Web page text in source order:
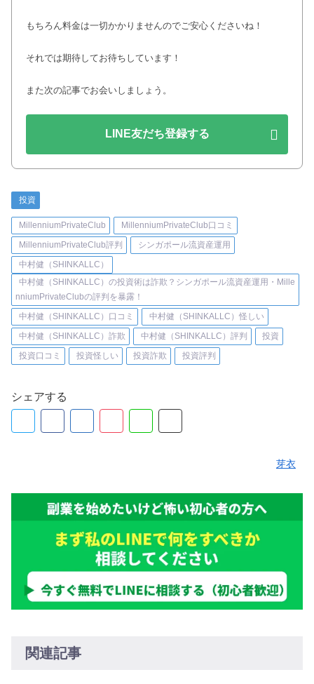
もちろん料金は一切かかりませんのでご安心くださいね！
それでは期待してお待ちしています！
また次の記事でお会いしましょう。
LINE友だち登録する
投資
MillenniumPrivateClub
MillenniumPrivateClub口コミ
MillenniumPrivateClub評判
シンガポール流資産運用
中村健（SHINKALLC）
中村健（SHINKALLC）の投資術は詐欺？シンガポール流資産運用・Mille
nniumPrivateClubの評判を暴露！
中村健（SHINKALLC）口コミ
中村健（SHINKALLC）怪しい
中村健（SHINKALLC）詐欺
中村健（SHINKALLC）評判
投資
投資口コミ
投資怪しい 投資詐欺 投資評判
シェアする
芽衣
関連記事